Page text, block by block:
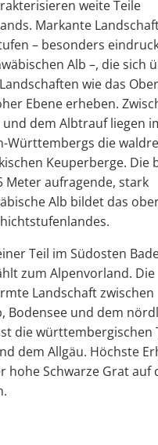
weite Teile
Markante
– besonders
Alb –, die sich
wie das
Ebene erheben.
dem Albtrauf liegen
Württembergs die
Keuperberge. Die
Meter aufragende, stark
Alb bildet das
Teil im Südosten
zum Alpenvorland. Die
Landschaft zwischen
Bodensee und dem
die württembergischen
dem Allgäu. Höchste
hohe Schwarze Grat auf